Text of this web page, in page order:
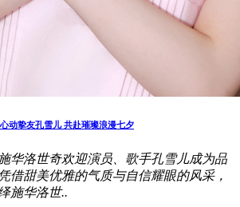
动挚友孔雪儿 共赴璀璨浪漫七夕
华洛世奇欢迎演员、歌手孔雪儿成为品
借甜美优雅的气质与自信耀眼的风采，
施华洛世..